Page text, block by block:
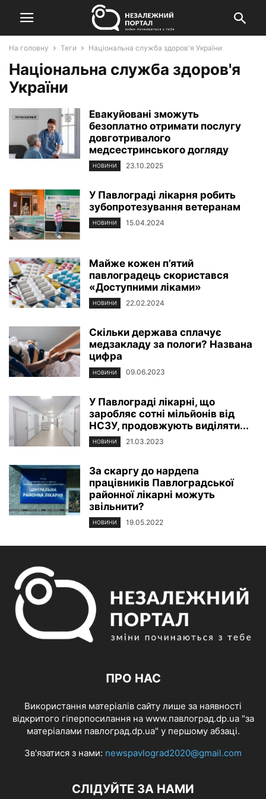
На головну Теги Національна служба здоров'я України
Національна служба здоров'я
України
Евакуйовані зможуть
безоплатно отримати послугу
довготривалого
медсестринського догляду
НОВИНИ 23.10.2025
У Павлограді лікарня робить
зубопротезування ветеранам
НОВИНИ 15.04.2024
Майже кожен п’ятий
павлоградець скористався
«Доступними ліками»
НОВИНИ 22.02.2024
Скільки держава сплачує
медзакладу за пологи? Названа
цифра
НОВИНИ 09.06.2023
У Павлограді лікарні, що
заробляє сотні мільйонів від
НСЗУ, продовжують виділяти...
НОВИНИ 21.03.2023
За скаргу до нардепа
працівників Павлоградської
районної лікарні можуть
звільнити?
НОВИНИ 19.05.2022
ПРО НАС
Використання матеріалів сайту лише за наявності
відкритого гіперпосилання на www.павлоград.dp.ua "за
матеріалами павлоград.dp.ua" у першому абзаці.
Зв'язатися з нами: newspavlograd2020@gmail.com
СЛІДУЙТЕ ЗА НАМИ